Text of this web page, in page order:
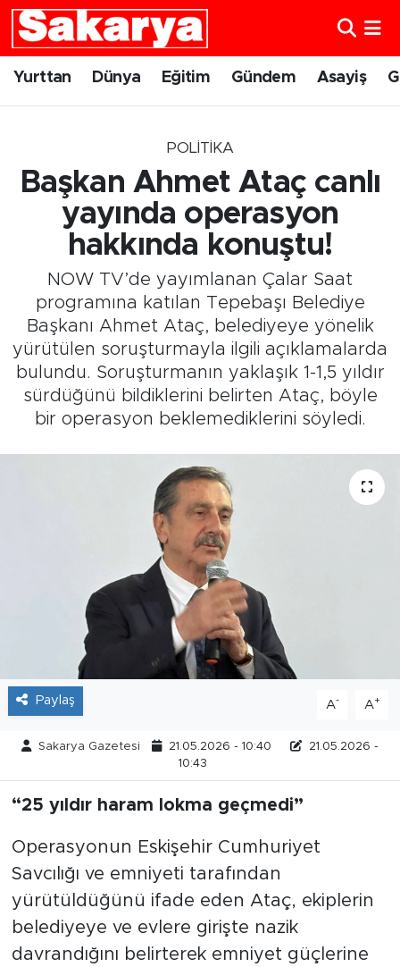
Yurttan Dünya Eğitim Gündem Asayiş
POLITIKA
Başkan Ahmet Ataç canlı
yayında operasyon
hakkında konuştu!
NOW TV’de yayımlanan Çalar Saat
programına katılan Tepebaşı Belediye
Başkanı Ahmet Ataç, belediyeye yönelik
yürütülen soruşturmayla ilgili açıklamalarda
bulundu. Soruşturmanın yaklaşık 1-1,5 yıldır
sürdüğünü bildiklerini belirten Ataç, böyle
bir operasyon beklemediklerini söyledi.
Paylaş A- A+
Sakarya Gazetesi 21.05.2026 - 10:40
21.05.2026 -
10:43
“25 yıldır haram lokma geçmedi”
Operasyonun Eskişehir Cumhuriyet
Savcılığı ve emniyeti tarafından
yürütüldüğünü ifade eden Ataç, ekiplerin
belediyeye ve evlere girişte nazik
davrandığını belirterek emniyet güçlerine
Yurttan
Gündem
Eskişehirspor
Spor
Sağlık
Kültür Sanat
Tarihçe
Teknoloji
Politika
Eskişehir Nöbetçi Eczaneler
Eskişehir Trafik Yoğunluk Haritası
Süper Lig Puan Durumu ve Fikstür
Tüm Manşetler
Son Dakika Haberleri
Haber Arşivi